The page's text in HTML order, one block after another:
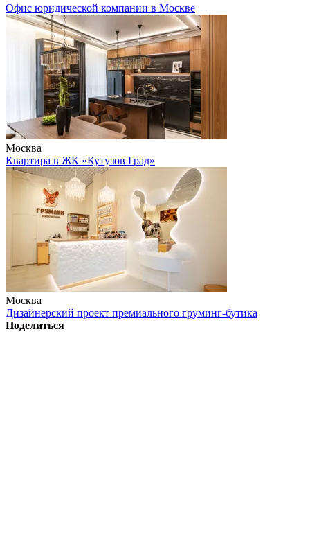
Офис юридической компании в Москве
Москва
Квартира в ЖК «Кутузов Град»
Москва
Дизайнерский проект премиального груминг-бутика
Поделиться